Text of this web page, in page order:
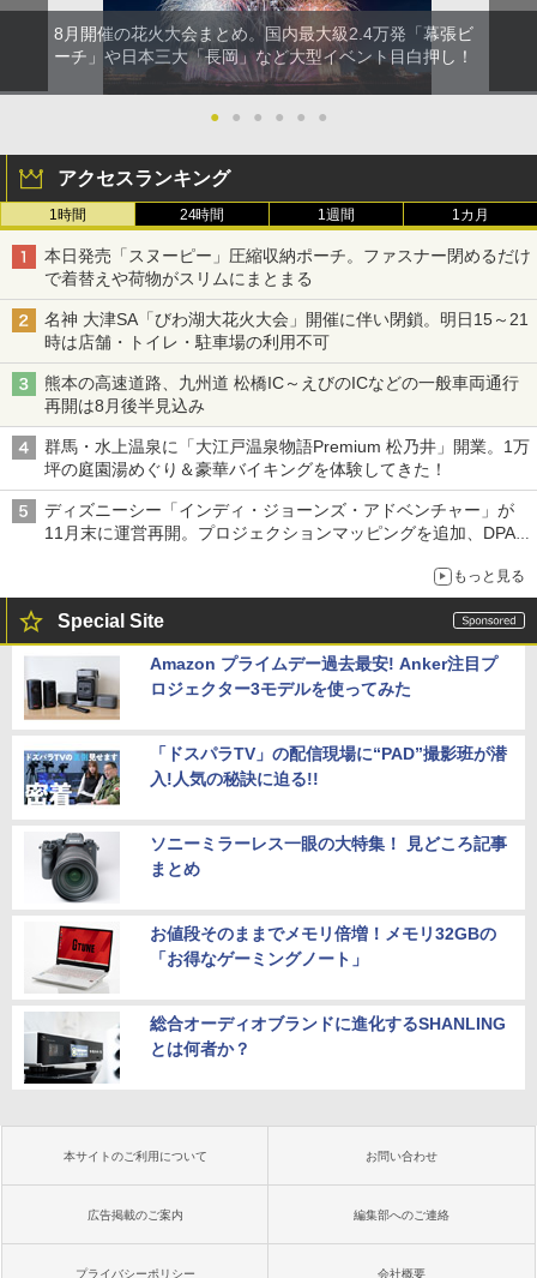
8月開催の花火大会まとめ。国内最大級2.4万発「幕張ビ
ーチ」や日本三大「長岡」など大型イベント目白押し！
● ● ● ● ● ●
アクセスランキング
1時間 24時間 1週間 1カ月
本日発売「スヌーピー」圧縮収納ポーチ。ファスナー閉めるだけ
で着替えや荷物がスリムにまとまる
名神 大津SA「びわ湖大花火大会」開催に伴い閉鎖。明日15～21
時は店舗・トイレ・駐車場の利用不可
熊本の高速道路、九州道 松橋IC～えびのICなどの一般車両通行
再開は8月後半見込み
群馬・水上温泉に「大江戸温泉物語Premium 松乃井」開業。1万
坪の庭園湯めぐり＆豪華バイキングを体験してきた！
ディズニーシー「インディ・ジョーンズ・アドベンチャー」が
11月末に運営再開。プロジェクションマッピングを追加、DPA
もっと見る
Special Site
Amazon プライムデー過去最安! Anker注目プ
ロジェクター3モデルを使ってみた
「ドスパラTV」の配信現場に“PAD”撮影班が潜
入!人気の秘訣に迫る!!
ソニーミラーレス一眼の大特集！ 見どころ記事
まとめ
お値段そのままでメモリ倍増！メモリ32GBの
「お得なゲーミングノート」
総合オーディオブランドに進化するSHANLING
とは何者か？
本サイトのご利用について お問い合わせ
広告掲載のご案内 編集部へのご連絡
プライバシーポリシー 会社概要